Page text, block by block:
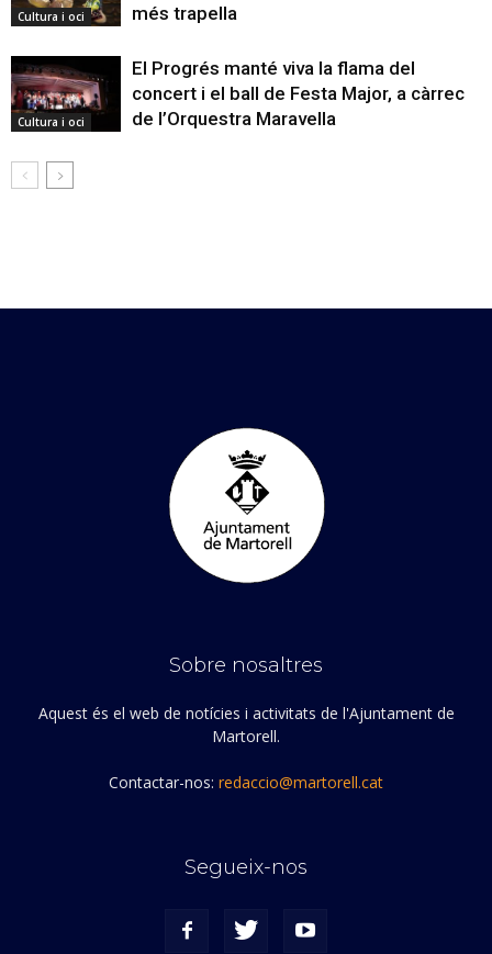
Cultura i oci
més trapella
Cultura i oci
El Progrés manté viva la flama del
concert i el ball de Festa Major, a càrrec
de l’Orquestra Maravella
Sobre nosaltres
Aquest és el web de notícies i activitats de l'Ajuntament de
Martorell.
Contactar-nos: redaccio@martorell.cat
Segueix-nos